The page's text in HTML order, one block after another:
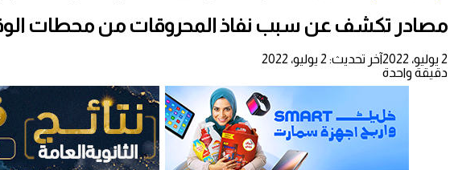
مصادر تكشف عن سبب نفاذ المحروقات من محطات
2 يوليو، 2022
آخر تحديث: 2 يوليو، 2022
دقيقة واحدة